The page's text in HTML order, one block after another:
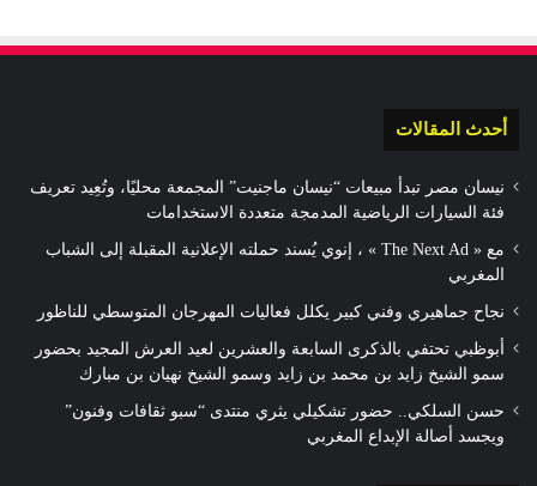
أحدث المقالات
نيسان مصر تبدأ مبيعات “نيسان ماجنيت” المجمعة محليًا، وتُعِيد تعريف
فئة السيارات الرياضية المدمجة متعددة الاستخدامات
مع « The Next Ad » ، إنوي يُسند حملته الإعلانية المقبلة إلى الشباب
المغربي
نجاح جماهيري وفني كبير يكلل فعاليات المهرجان المتوسطي للناظور
أبوظبي تحتفي بالذكرى السابعة والعشرين لعيد العرش المجيد بحضور
سمو الشيخ زايد بن محمد بن زايد وسمو الشيخ نهيان بن مبارك
حسن السلكي.. حضور تشكيلي يثري منتدى “سبو ثقافات وفنون”
ويجسد أصالة الإبداع المغربي